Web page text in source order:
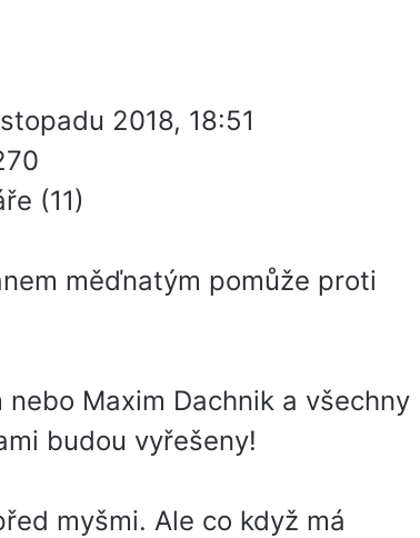
2018, 18:51
(11)
měďnatým pomůže proti
Maxim Dachnik a všechny
budou vyřešeny!
myšmi. Ale co když má